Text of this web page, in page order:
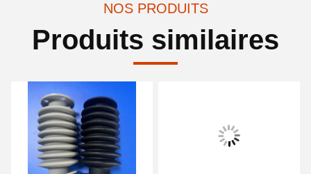
NOS PRODUITS
Produits similaires